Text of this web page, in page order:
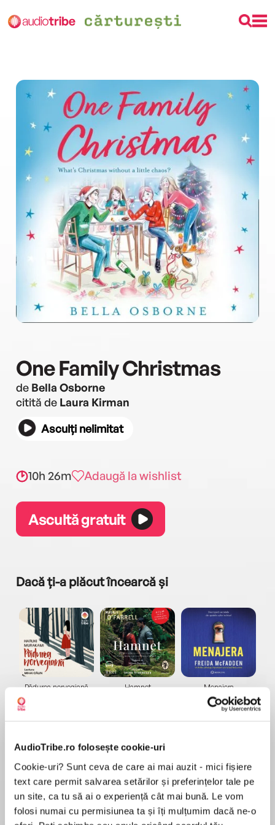
AudioTribe.ro folosește cookie-uri
Cookie-uri? Sunt ceva de care ai mai auzit - mici fișiere
text care permit salvarea setărilor și preferințelor tale pe
un site, ca tu să ai o experiență cât mai bună. Le vom
folosi numai cu permisiunea ta și îți mulțumim dacă ne-o
One Family Christmas
de Bella Osborne
citită de Laura Kirman
Asculți nelimitat
10h 26m Adaugă la wishlist
Ascultă gratuit
Dacă ți-a plăcut încearcă și
Pădurea norvegiană
Elita de Argint (Elita
de...
Dani Francis
Hamnet
Diavolul se îmbracă de
la...
Lauren Weisberger
Menajera
Freida McFadden
Migdală
Sohn Won-pyung